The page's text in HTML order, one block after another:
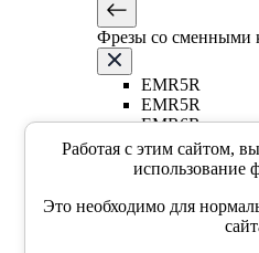
Фрезы со сменными
EMR5R
EMR5R
EMR6R
Т-образная
Фасочные фрезы со
Фасочные фрезы со
Работая с этим сайтом,
использование
Это необходимо для